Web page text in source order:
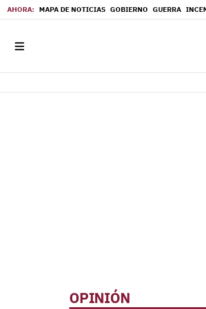
MAPA DE NOTICIAS GOBIERNO GUERRA
OPINIÓN